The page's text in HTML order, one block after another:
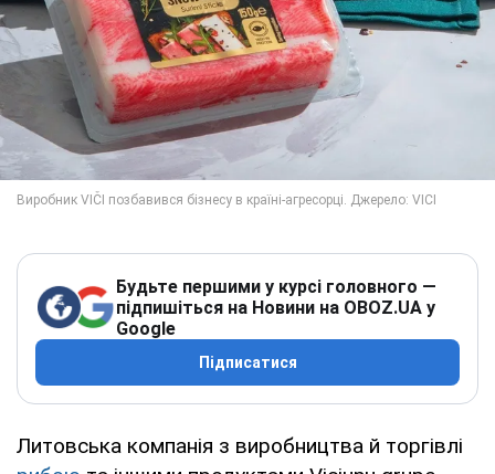
Будьте першими у курсі головного —
підпишіться на Новини на OBOZ.UA у
Google
Підписатися
Литовська компанія з виробництва й торгівлі